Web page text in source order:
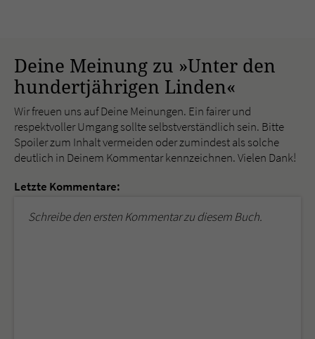
Deine Meinung zu »Unter den
hundertjährigen Linden«
Wir freuen uns auf Deine Meinungen. Ein fairer und
respektvoller Umgang sollte selbstverständlich sein. Bitte
Spoiler zum Inhalt vermeiden oder zumindest als solche
deutlich in Deinem Kommentar kennzeichnen. Vielen Dank!
Letzte Kommentare:
Schreibe den ersten Kommentar zu diesem Buch.